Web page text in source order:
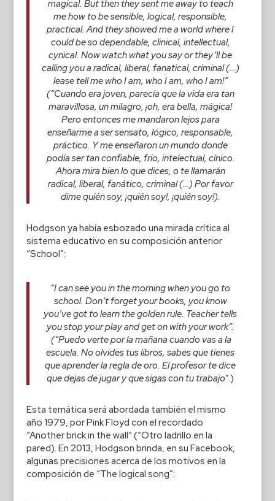
magical. But then they sent me away to teach
me how to be sensible, logical, responsible,
practical. And they showed me a world where I
could be so dependable, clinical, intellectual,
cynical. Now watch what you say or they’ll be
calling you a radical, liberal, fanatical, criminal (…)
lease tell me who I am, who I am, who I am!”
(“Cuando era joven, parecía que la vida era tan
maravillosa, un milagro, ¡oh, era bella, mágica!
Pero entonces me mandaron lejos para
enseñarme a ser sensato, lógico, responsable,
práctico. Y me enseñaron un mundo donde
podía ser tan confiable, frío, intelectual, cínico.
Ahora mira bien lo que dices, o te llamarán
radical, liberal, fanático, criminal (…) Por favor
dime quién soy, ¡quién soy!, ¡quién soy!).
Hodgson ya había esbozado una mirada crítica al
sistema educativo en su composición anterior
“School”:
“I can see you in the morning when you go to
school. Don’t forget your books, you know
you’ve got to learn the golden rule. Teacher tells
you stop your play and get on with your work”.
(“Puedo verte por la mañana cuando vas a la
escuela. No olvides tus libros, sabes que tienes
que aprender la regla de oro. El profesor te dice
que dejas de jugar y que sigas con tu trabajo”.)
Esta temática será abordada también el mismo
año 1979, por Pink Floyd con el recordado
“Another brick in the wall” (“Otro ladrillo en la
pared). En 2013, Hodgson brinda, en su Facebook,
algunas precisiones acerca de los motivos en la
composición de “The logical song”: